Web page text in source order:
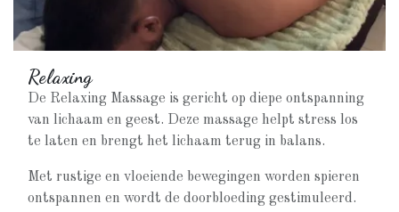
op regelmatige basis.
Relaxing
De Relaxing Massage is gericht op diepe ontspanning
van lichaam en geest. Deze massage helpt stress los
te laten en brengt het lichaam terug in balans.
Met rustige en vloeiende bewegingen worden spieren
ontspannen en wordt de doorbloeding gestimuleerd.